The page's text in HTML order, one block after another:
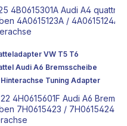
4B0615301A Audi A4 quattro
4A0615123A / 4A0615124A
VW T5 T6
Audi A6 Bremsscheibe
Tuning Adapter
4H0615601F Audi A6
7H0615423 / 7H0615424